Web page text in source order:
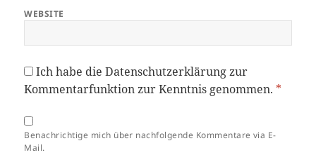
WEBSITE
Ich habe dieDatenschutzerklärungzur
Kommentarfunktion zur Kenntnis genommen. *
Benachrichtige mich über nachfolgende Kommentare via E-
Mail.